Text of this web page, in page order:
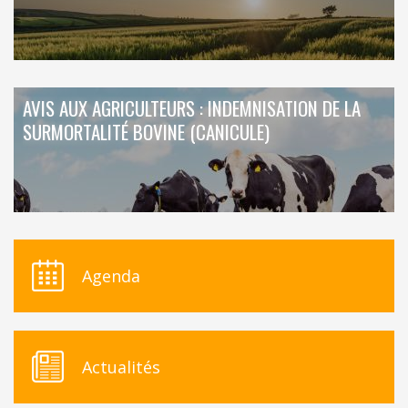
AVIS AUX AGRICULTEURS : INDEMNISATION DE LA
SURMORTALITÉ BOVINE (CANICULE)
Agenda
Actualités